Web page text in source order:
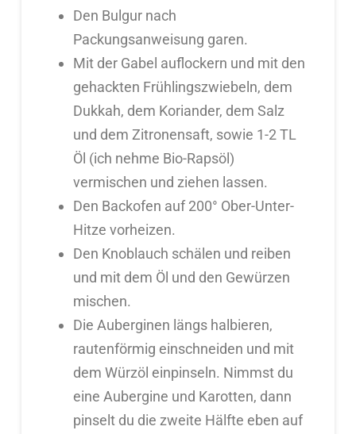
Den Bulgur nach
Packungsanweisung garen.
Mit der Gabel auflockern und mit den
gehackten Frühlingszwiebeln, dem
Dukkah, dem Koriander, dem Salz
und dem Zitronensaft, sowie 1-2 TL
Öl (ich nehme Bio-Rapsöl)
vermischen und ziehen lassen.
Den Backofen auf 200° Ober-Unter-
Hitze vorheizen.
Den Knoblauch schälen und reiben
und mit dem Öl und den Gewürzen
mischen.
Die Auberginen längs halbieren,
rautenförmig einschneiden und mit
dem Würzöl einpinseln. Nimmst du
eine Aubergine und Karotten, dann
pinselt du die zweite Hälfte eben auf